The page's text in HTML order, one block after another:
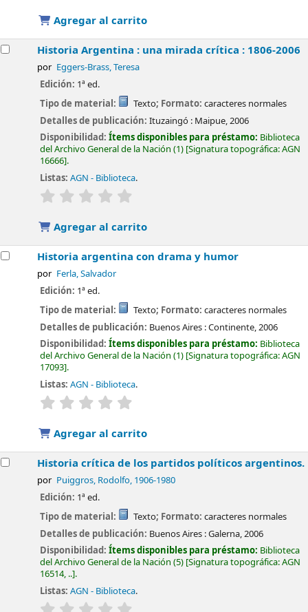
Agregar al carrito
Historia Argentina : una mirada crítica : 1806-2006
por Eggers-Brass, Teresa
Edición: 1ª ed.
Tipo de material:
Texto; Formato: caracteres normales
Detalles de publicación:Ituzaingó : Maipue,2006
Disponibilidad:Ítems disponibles para préstamo: Biblioteca
del Archivo General de la Nación (1) Signatura topográfica:AGN
16666 .
Listas: AGN - Biblioteca.
valoración
Agregar al carrito
Historia argentina con drama y humor
por Ferla, Salvador
Edición: 1ª ed.
Tipo de material:
Texto; Formato: caracteres normales
Detalles de publicación: Buenos Aires :Continente,2006
Disponibilidad:Ítems disponibles para préstamo: Biblioteca
del Archivo General de la Nación (1) Signatura topográfica:AGN
17093 .
Listas: AGN - Biblioteca.
valoración
Agregar al carrito
Historia crítica de los partidos políticos argentinos.
por Puiggros, Rodolfo, 1906-1980
Edición: 1ª ed.
Tipo de material:
Texto; Formato: caracteres normales
Detalles de publicación: Buenos Aires :Galerna,2006
Disponibilidad:Ítems disponibles para préstamo: Biblioteca
del Archivo General de la Nación (5) Signatura topográfica:AGN
16514, .. .
Listas: AGN - Biblioteca.
valoración